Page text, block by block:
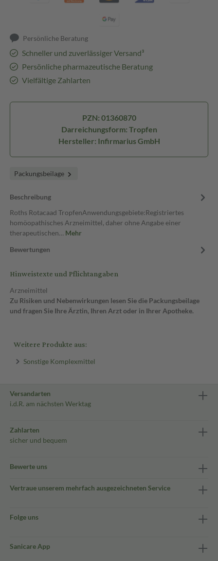
Persönliche Beratung
Schneller und zuverlässiger Versand³
Persönliche pharmazeutische Beratung
Vielfältige Zahlarten
PZN: 01360870
Darreichungsform: Tropfen
Hersteller: Infirmarius GmbH
Packungsbeilage
Beschreibung
Roths Rotacaad TropfenAnwendungsgebiete:Registriertes
homöopathisches Arzneimittel, daher ohne Angabe einer
therapeutischen… Mehr
Bewertungen
Hinweistexte und Pflichtangaben
Arzneimittel
Zu Risiken und Nebenwirkungen lesen Sie die Packungsbeilage
und fragen Sie Ihre Ärztin, Ihren Arzt oder in Ihrer Apotheke.
Weitere Produkte aus:
Sonstige Komplexmittel
Versandarten
i.d.R. am nächsten Werktag
Zahlarten
sicher und bequem
Bewerte uns
Vertraue unserem mehrfach ausgezeichneten Service
Folge uns
Sanicare App